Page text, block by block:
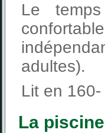
Le
adultes).
Lit en
La